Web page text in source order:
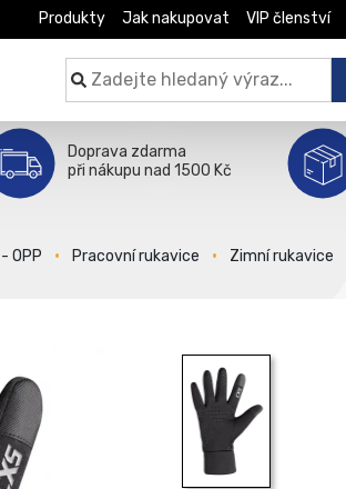
Produkty Jak nakupovat VIP členství
Doprava zdarma
při nákupu nad 1500 Kč
OPP Pracovní rukavice Zimní rukavice